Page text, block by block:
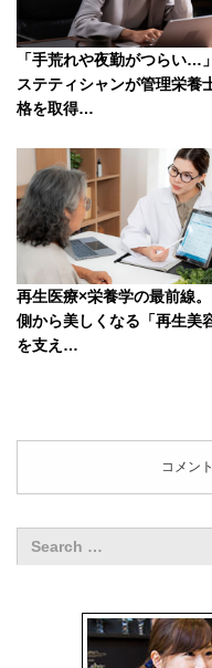
「手荒れや夜勤がつらい…
ステティシャンが管理栄養
格を取得…
再生医療×栄養学の最前線
側から美しくなる「再生美
を支え…
コメン